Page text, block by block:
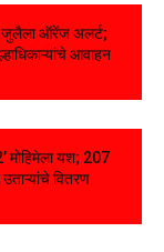
जुलैला ऑरेंज अलर्ट;
आवाहन
मोहिमेला यश; 207
वितरण